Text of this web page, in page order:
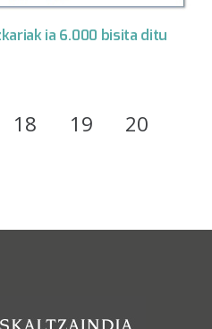
ia 6.000 bisita ditu
18 19 20